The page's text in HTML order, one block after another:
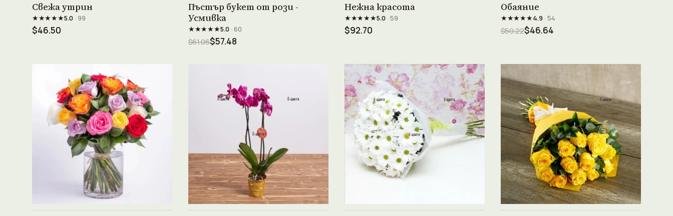
Свежа утрин
★★★★★5.0· 99
$46.50
Пъстър букет от рози -
Усмивка
★★★★★5.0· 60
$61.06$57.48
Нежна красота
★★★★★5.0· 59
$92.70
Обаяние
★★★★★4.9· 54
$50.22$46.64